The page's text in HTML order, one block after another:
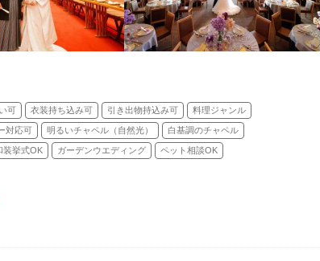
可 衣装持ち込み可 引き出物持込み可 料理ジャンル
対応可 明るいチャペル（自然光） 白基調のチャペル
装挙式OK ガーデンウエディング ペット相談OK